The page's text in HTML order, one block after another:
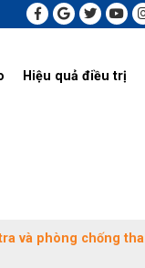
Hiệu quả điều trị
và phòng chống